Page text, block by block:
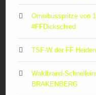
Omnibusspritze von
#FFDickschied
TSF-W der FF
Waldbrand-
BRAKENBERG